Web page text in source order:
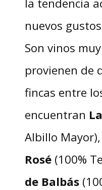
la tendencia
nuevos
Son vinos
provienen de
fincas entre
encuentran
Albillo Mayor),
Rosé(100%
de Balbás